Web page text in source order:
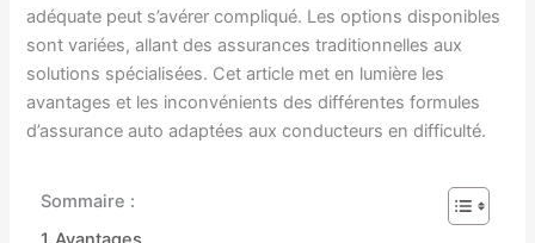
adéquate peut s’avérer compliqué. Les options disponibles
sont variées, allant des assurances traditionnelles aux
solutions spécialisées. Cet article met en lumière les
avantages et les inconvénients des différentes formules
d’assurance auto adaptées aux conducteurs en difficulté.
Sommaire :